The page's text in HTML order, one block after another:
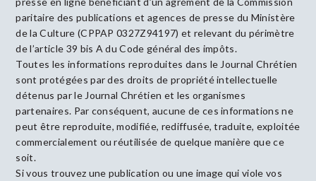
paritaire des publications et agences de presse du Ministère
de la Culture (CPPAP 0327Z94197) et relevant du périmètre
de l’article 39 bis A du Code général des impôts.
Toutes les informations reproduites dans le Journal Chrétien
sont protégées par des droits de propriété intellectuelle
détenus par le Journal Chrétien et les organismes
partenaires. Par conséquent, aucune de ces informations ne
peut être reproduite, modifiée, rediffusée, traduite, exploitée
commercialement ou réutilisée de quelque manière que ce
soit.
Si vous trouvez une publication ou une image qui viole vos